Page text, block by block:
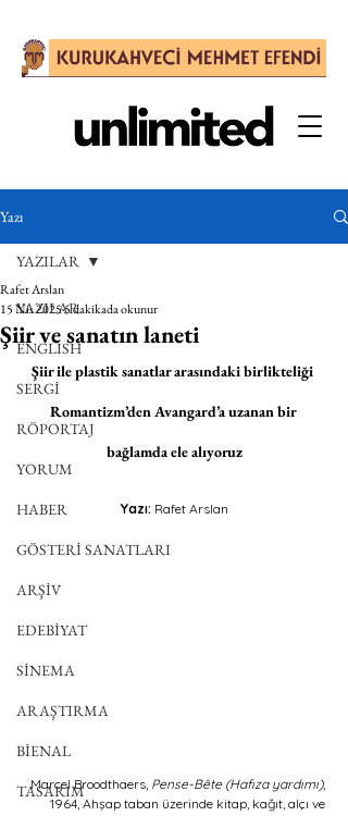
Yazı
YAZILAR
ENGLISH
SERGİ
RÖPORTAJ
YORUM
HABER
GÖSTERİ SANATLARI
ARŞİV
EDEBİYAT
SİNEMA
ARAŞTIRMA
BİENAL
TASARIM
YAZILAR
Şiir ve sanatın laneti
Rafet Arslan
15 Nis 20255 dakikada okunur
Şiir ile plastik sanatlar arasındaki birlikteliği
Romantizm’den Avangard’a uzanan bir
bağlamda ele alıyoruz
Yazı: Rafet Arslan
Marcel Broodthaers, Pense-Bête (Hafıza yardımı),
1964, Ahşap taban üzerinde kitap, kağıt, alçı ve